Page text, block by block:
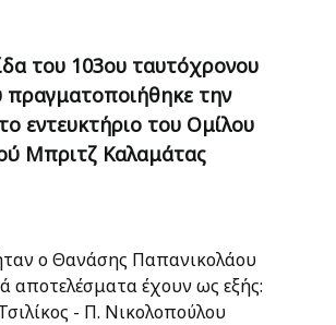
του 103ου ταυτόχρονου
πραγματοποιήθηκε την
εντευκτήριο του Ομίλου
Μπριτζ Καλαμάτας
ο Θανάσης Παπανικολάου
αποτελέσματα έχουν ως εξής:
- Π. Νικολοπούλου